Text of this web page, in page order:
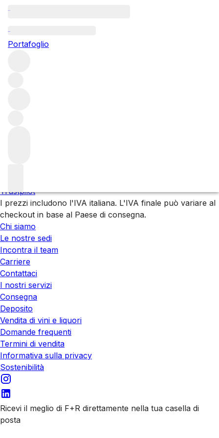
Portafoglio
Single-vineyard bottlings of Chardonnay, Pinot Noir, and
Trustpilot
I prezzi includono l'IVA italiana. L'IVA finale può variare al
checkout in base al Paese di consegna.
Chi siamo
Le nostre sedi
Incontra il team
Carriere
Contattaci
I nostri servizi
Consegna
Deposito
Vendita di vini e liquori
Domande frequenti
Termini di vendita
Informativa sulla privacy
Sostenibilità
Ricevi il meglio di F+R direttamente nella tua casella di
posta